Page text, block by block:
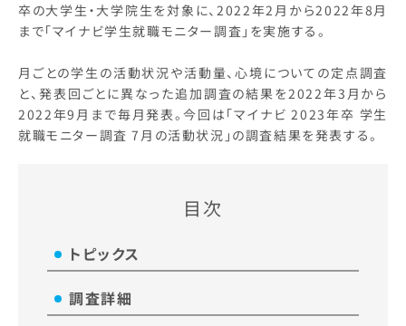
卒の大学生・大学院生を対象に、2022年2月から2022年8月
まで「マイナビ学生就職モニター調査」を実施する。
月ごとの学生の活動状況や活動量、心境についての定点調査
と、発表回ごとに異なった追加調査の結果を2022年3月から
2022年9月まで毎月発表。今回は「マイナビ 2023年卒 学生
就職モニター調査 7月の活動状況」の調査結果を発表する。
目次
トピックス
調査詳細